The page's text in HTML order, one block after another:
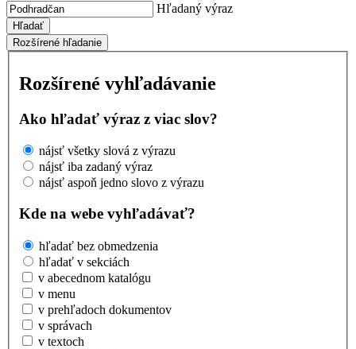
Hľadaný výraz
Hľadať
Rozšírené hľadanie
Rozšírené vyhľadávanie
Ako hľadať výraz z viac slov?
nájsť všetky slová z výrazu
nájsť iba zadaný výraz
nájsť aspoň jedno slovo z výrazu
Kde na webe vyhľadávať?
hľadať bez obmedzenia
hľadať v sekciách
v abecednom katalógu
v menu
v prehľadoch dokumentov
v správach
v textoch